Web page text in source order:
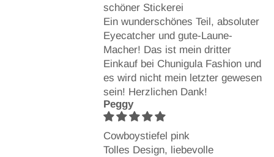
schöner Stickerei
Ein wunderschönes Teil, absoluter
Eyecatcher und gute-Laune-
Macher! Das ist mein dritter
Einkauf bei Chunigula Fashion und
es wird nicht mein letzter gewesen
sein! Herzlichen Dank!
Peggy
Cowboystiefel pink
Tolles Design, liebevolle